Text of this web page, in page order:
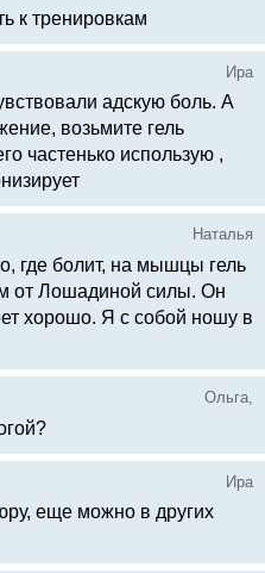
к тренировкам
Ира
адскую боль. А
возьмите гель
частенько использую ,
Наталья
где болит, на мышцы гель
от Лошадиной силы. Он
хорошо. Я с собой ношу в
Ольга,
Ира
еще можно в других